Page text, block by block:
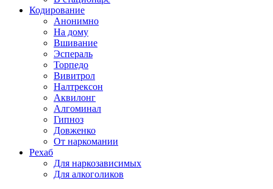
Кодирование
Анонимно
На дому
Вшивание
Эспераль
Торпедо
Вивитрол
Налтрексон
Аквилонг
Алгоминал
Гипноз
Довженко
От наркомании
Рехаб
Для наркозависимых
Для алкоголиков